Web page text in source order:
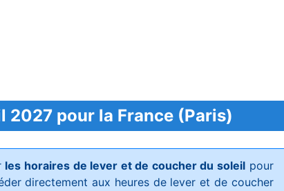
2027 pour la France (Paris)
les horaires de lever et de coucher du soleilpour
directement aux heures de lever et de coucher